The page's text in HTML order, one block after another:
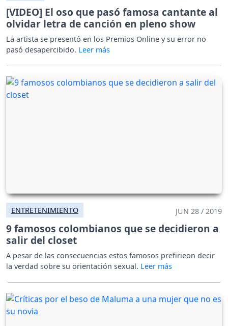
[VIDEO] El oso que pasó famosa cantante al
olvidar letra de canción en pleno show
La artista se presentó en los Premios Online y su error no
pasó desapercibido.
ENTRETENIMIENTO JUN 28 / 2019
9 famosos colombianos que se decidieron a
salir del closet
A pesar de las consecuencias estos famosos prefirieon decir
la verdad sobre su orientación sexual.